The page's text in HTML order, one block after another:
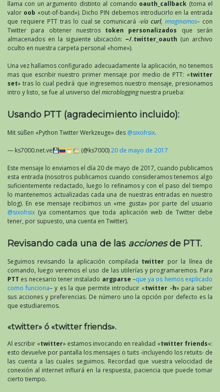
llama con un argumento distinto al comando oauth_callback (toma el
valor oob «out-of-band»). Dicho PIN debemos introducirlo en la entrada
que requiere PTT tras lo cual se comunicará-víacurl,imaginamos– con
Twitter para obtener nuestros token personalizados que serán
almacenados en la siguiente ubicación: ~/.twitter_oauth (un archivo
oculto en nuestra carpeta personal «home»).
Una vez hallamos configurado adecuadamente la aplicación, no tenemos
mas que escribir nuestro primer mensaje por medio de PTT: «twitter
set» tras lo cual pedirá que ingresemos nuestro mensaje, presionamos
intro y listo, se fue al universo del microbloggingnuestra prueba:
Usando PTT (agradecimiento incluido):
Mit süßen «Python Twitter Werkzeuge» des @sixohsix.
— ks7000.net.ve (@ks7000)20 de mayo de 2017
Este mensaje lo enviamos el día 20 de mayo de 2017, cuando publicamos
esta entrada (nosotros publicamos cuando consideramos tenemos algo
suficientemente redactado, luego lo refinamos y con el paso del tiempo
lo mantenemos actualizadas cada una de nuestras entradas en nuestro
blog). En ese mensaje recibimos un «me gusta» por parte del usuario
@sixohsix (ya comentamos que toda aplicación web de Twitter debe
tener, por supuesto, una cuenta en Twitter).
Revisando cada una de las accionesde PTT.
Seguimos revisando la aplicación compilada twitter por la línea de
comando, luego veremos el uso de las utilerías y programaremos. Para
PTT es necesario tener instalado argparse –que ya os hemos explicado
como funciona– y es la que permite introducir «twitter -h» para saber
sus acciones y preferencias. De número uno la opción por defecto es la
que estudiaremos.
«twitter» ó «twitter friends».
Al escribir «twitter» estamos invocando en realidad «twitter friends«:
esto devuelve por pantalla los mensajes o tuits -incluyendo los retuits- de
las cuenta a las cuales seguimos. Recordad que vuestra velocidad de
conexión al internet influirá en la respuesta, paciencia que puede tomar
cierto tiempo.